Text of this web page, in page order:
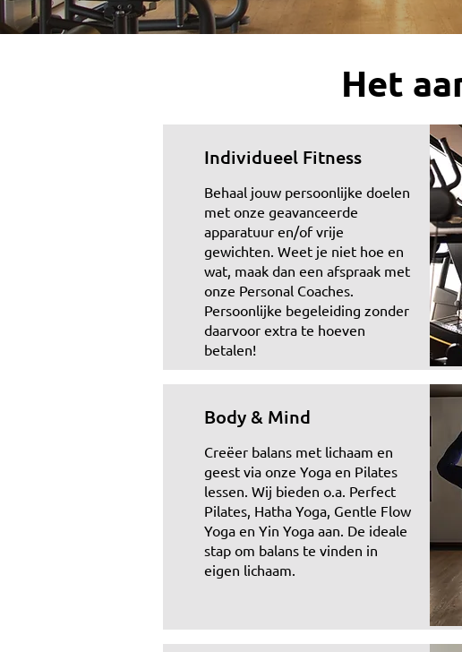
Het
Individueel Fitness
Behaal jouw persoonlijke doelen
met onze geavanceerde
apparatuur en/of vrije
gewichten. Weet je niet hoe en
wat, maak dan een afspraak met
onze Personal Coaches.
Persoonlijke begeleiding zonder
daarvoor extra te hoeven
betalen!
Body & Mind
Creëer balans met lichaam en
geest via onze Yoga en Pilates
lessen. Wij bieden o.a. Perfect
Pilates, Hatha Yoga, Gentle Flow
Yoga en Yin Yoga aan. De ideale
stap om balans te vinden in
eigen lichaam.